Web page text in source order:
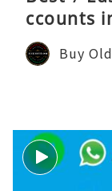
ccounts
Buy